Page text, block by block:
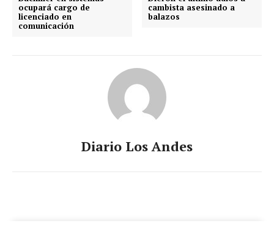
ocupará cargo de
licenciado en
comunicación
cambista asesinado a
balazos
Diario Los Andes